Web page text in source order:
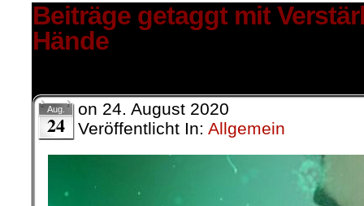
Beiträge getaggt mit
Hände
Aug.
24
on 24. August 2020
Veröffentlicht In: Allgemein